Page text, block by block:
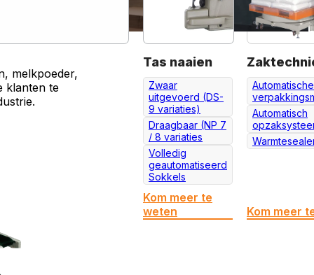
Tas naaien
Zwaar
uitgevoerd (DS-
9 variaties)
Draagbaar (NP 7
/ 8 variaties
Volledig
geautomatiseerd
Sokkels
Kom meer te
weten
Automatische
Automatisch
Kom meer
melkpoeder,
klanten te